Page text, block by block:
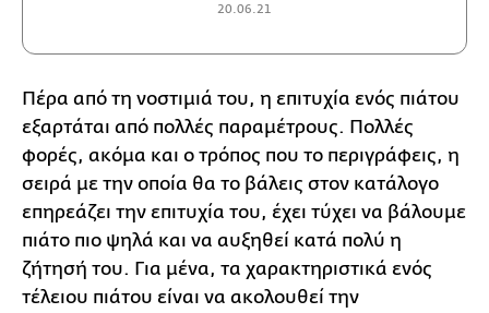
20.06.21
Πέρα από τη νοστιμιά του, η επιτυχία ενός πιάτου
εξαρτάται από πολλές παραμέτρους. Πολλές
φορές, ακόμα και ο τρόπος που το περιγράφεις, η
σειρά με την οποία θα το βάλεις στον κατάλογο
επηρεάζει την επιτυχία του, έχει τύχει να βάλουμε
πιάτο πιο ψηλά και να αυξηθεί κατά πολύ η
ζήτησή του. Για μένα, τα χαρακτηριστικά ενός
τέλειου πιάτου είναι να ακολουθεί την